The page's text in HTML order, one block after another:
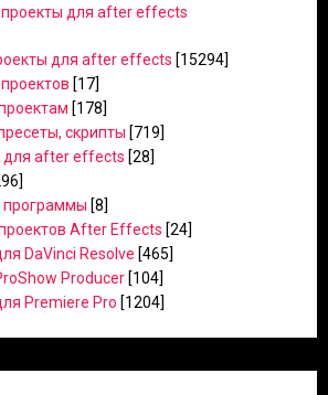
для after effects
для after effects [15294]
[17]
[178]
скрипты [719]
для after effects [28]
программы [8]
After Effects [24]
DaVinci Resolve [465]
Producer [104]
Premiere Pro [1204]